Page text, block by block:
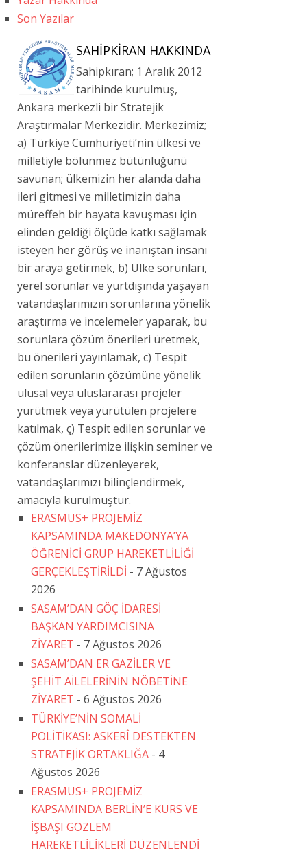
Son Yazılar
SAHIPKIRAN HAKKINDA
Sahipkıran; 1 Aralık 2012
tarihinde kurulmuş,
Ankara merkezli bir Stratejik
Araştırmalar Merkezidir. Merkezimiz;
a) Türkiye Cumhuriyeti’nin ülkesi ve
milletiyle bölünmez bütünlüğünü
savunan; ülkemizin her alanda daha
ileri gitmesi ve milletimizin daha
müreffeh bir hayata kavuşması için
elinden geldiği ölçüde katkı sağlamak
isteyen her görüş ve inanıştan insanı
bir araya getirmek, b) Ülke sorunları,
yerel sorunlar ve yurtdışında yaşayan
vatandaşlarımızın sorunlarına yönelik
araştırma ve incelemeler yaparak, bu
sorunlara çözüm önerileri üretmek,
bu önerileri yayınlamak, c) Tespit
edilen sorunların çözümüne yönelik
ulusal veya uluslararası projeler
yürütmek veya yürütülen projelere
katılmak, ç) Tespit edilen sorunlar ve
çözüm önerilerimize ilişkin seminer ve
konferanslar düzenleyerek,
vatandaşlarımızı bilinçlendirmek,
amacıyla kurulmuştur.
ERASMUS+ PROJEMİZ
KAPSAMINDA MAKEDONYA’YA
ÖĞRENİCİ GRUP HAREKETLİLİĞİ
GERÇEKLEŞTİRİLDİ - 7 Ağustos
2026
SASAM’DAN GÖÇ İDARESİ
BAŞKAN YARDIMCISINA
ZİYARET - 7 Ağustos 2026
SASAM’DAN ER GAZİLER VE
ŞEHİT AİLELERİNİN NÖBETİNE
ZİYARET - 6 Ağustos 2026
TÜRKİYE’NİN SOMALİ
POLİTİKASI: ASKERÎ DESTEKTEN
STRATEJİK ORTAKLIĞA - 4
Ağustos 2026
ERASMUS+ PROJEMİZ
KAPSAMINDA BERLİN’E KURS VE
İŞBAŞI GÖZLEM
HAREKETLİLİKLERİ DÜZENLENDİ